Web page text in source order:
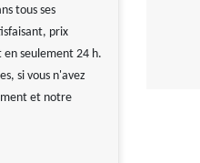
tous ses
prix
seulement 24 h.
si vous n'avez
et notre